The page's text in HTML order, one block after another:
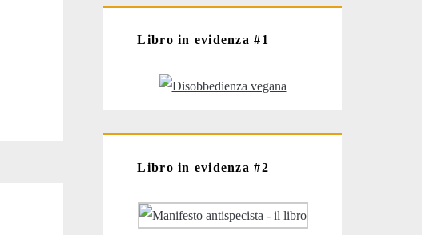
Libro in evidenza #1
Libro in evidenza #2